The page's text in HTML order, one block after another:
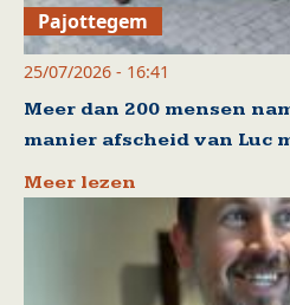
Pajottegem
25/07/2026 - 16:41
Meer dan 200 mensen
manier afscheid van Luc
Meer lezen